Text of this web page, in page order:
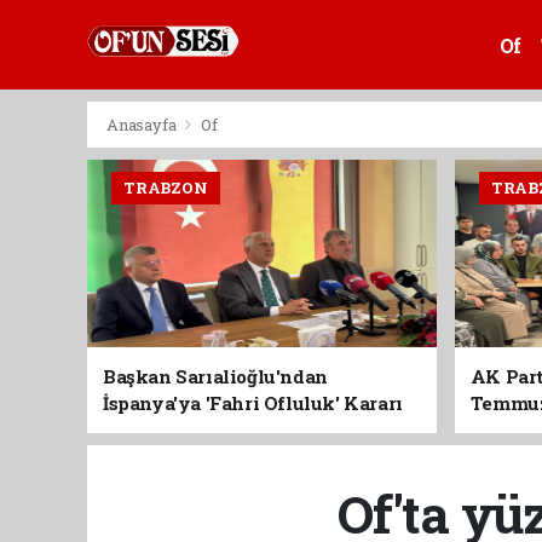
Of
Anasayfa Of
TRABZON
Başkan Sarıalioğlu'ndan
İspanya'ya 'Fahri Ofluluk' Kararı
AK
Birlik
Of'ta